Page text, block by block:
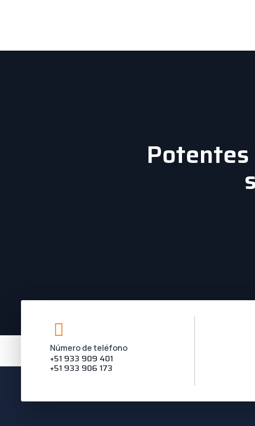
Número de teléfono
+51 933 909 401
+51 933 906 173